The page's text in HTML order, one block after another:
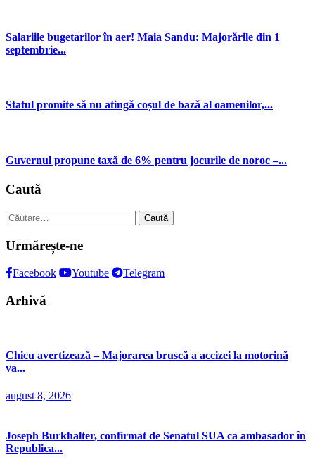
Salariile bugetarilor în aer! Maia Sandu: Majorările din 1
septembrie...
Statul promite să nu atingă coșul de bază al oamenilor,...
Guvernul propune taxă de 6% pentru jocurile de noroc –...
Caută
Caută
după:
Urmărește-ne
Facebook Youtube Telegram
Arhivă
Chicu avertizează – Majorarea bruscă a accizei la motorină
va...
august 8, 2026
Joseph Burkhalter, confirmat de Senatul SUA ca ambasador în
Republica...